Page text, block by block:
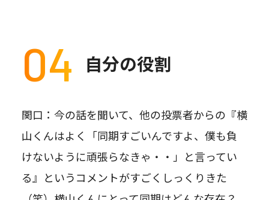
04 自分の役割
関口：今の話を聞いて、他の投票者からの『横
山くんはよく「同期すごいんですよ、僕も負
けないように頑張らなきゃ・・」と言ってい
る』というコメントがすごくしっくりきた